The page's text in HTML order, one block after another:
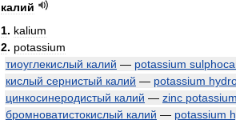
калий
1. kalium
2. potassium
тиоуглекислый калий — potassium
кислый сернистый калий — potassium
цинкосинеродистый калий — zinc potassium
бромноватистокислый калий — potassium